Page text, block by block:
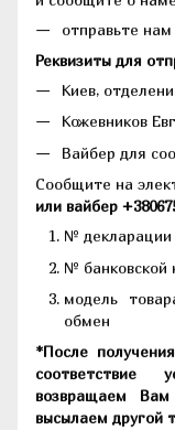
отправьте
Реквизиты для
Киев,
Кожевников
Вайбер для
Сообщите на
или вайбер
№ декларации
№ банковской
модель
обмен
*После
соответствие
возвращаем
высылаем другой